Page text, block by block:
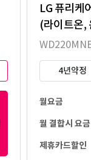
LG 퓨리케
(라이트온,
4년약정
월요금
월 결합시 요금
제휴카드할인